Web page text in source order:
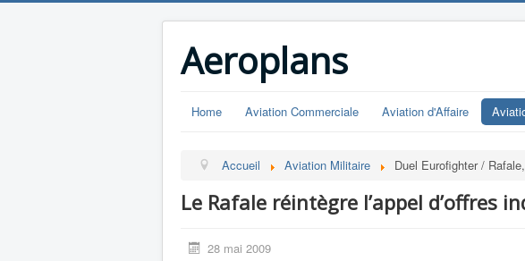
Aeroplans
Home Aviation Commerciale Aviation d'Affaire
Accueil Aviation Militaire Duel Eurofighter /
Le Rafale réintègre l’appel d’offres
28 mai 2009